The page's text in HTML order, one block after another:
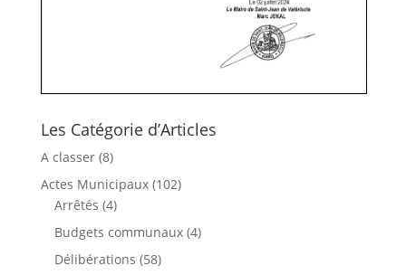
Les Catégorie d’Articles
A classer(8)
Actes Municipaux(102)
Arrêtés (4)
Budgets communaux(4)
Délibérations (58)